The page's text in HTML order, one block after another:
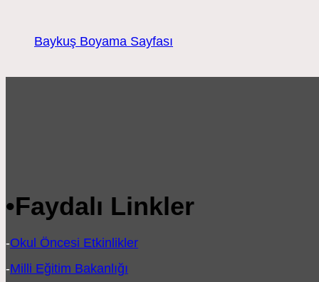
Baykuş Boyama Sayfası
•Faydalı Linkler
-Okul Öncesi Etkinlikler
-Milli Eğitim Bakanlığı